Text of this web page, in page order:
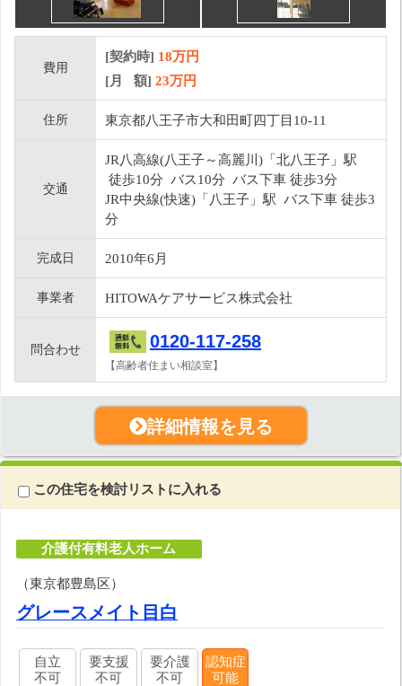
費用
[契約時] 18万円
[月 額] 23万円
住所 東京都八王子市大和田町四丁目10-11
交通
JR八高線(八王子～高麗川)「北八王子」駅
徒歩10分 バス10分 バス下車 徒歩3分
JR中央線(快速)「八王子」駅 バス下車 徒歩3
分
完成日 2010年6月
事業者 HITOWAケアサービス株式会社
問合わせ 0120-117-258
【高齢者住まい相談室】
詳細情報を見る
この住宅を検討リストに入れる
介護付有料老人ホーム
（東京都豊島区）
グレースメイト目白
自立
不可
要支援
不可
要介護
不可
認知症
可能